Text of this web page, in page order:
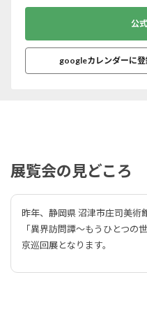
公
googleカレンダーに登
展覧会の見どころ
昨年、静岡県 沼津市庄司美術
「異界訪問譚～もうひとつの
京巡回展となります。